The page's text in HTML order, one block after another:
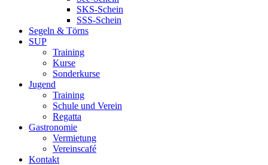
SKS-Schein
SSS-Schein
Segeln & Törns
SUP
Training
Kurse
Sonderkurse
Jugend
Training
Schule und Verein
Regatta
Gastronomie
Vermietung
Vereinscafé
Kontakt